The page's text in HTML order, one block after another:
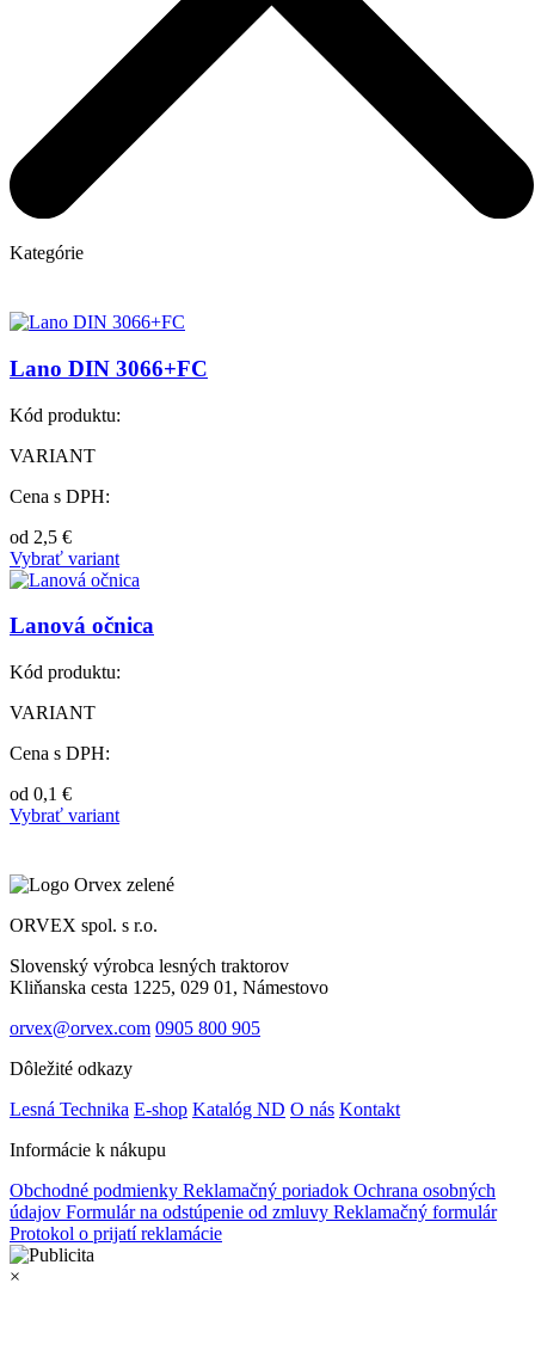
Kategórie
Lano DIN 3066+FC
Kód produktu:
VARIANT
Cena s DPH:
od 2,5 €
Vybrať variant
Lanová očnica
Kód produktu:
VARIANT
Cena s DPH:
od 0,1 €
Vybrať variant
ORVEX spol. s r.o.
Slovenský výrobca lesných traktorov
Kliňanska cesta 1225, 029 01, Námestovo
orvex@orvex.com 0905 800 905
Dôležité odkazy
Lesná Technika E-shop Katalóg ND O nás Kontakt
Informácie k nákupu
Obchodné podmienky Reklamačný poriadok Ochrana osobných
údajov Formulár na odstúpenie od zmluvy Reklamačný formulár
Protokol o prijatí reklamácie
×